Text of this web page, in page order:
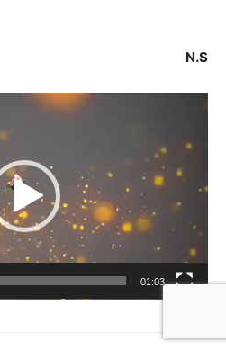
N.S
Lecteur
01:03